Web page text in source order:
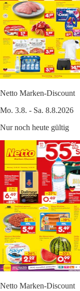
Netto Marken-Discount
Mo. 3.8. - Sa. 8.8.2026
Nur noch heute gültig
Netto Marken-Discount